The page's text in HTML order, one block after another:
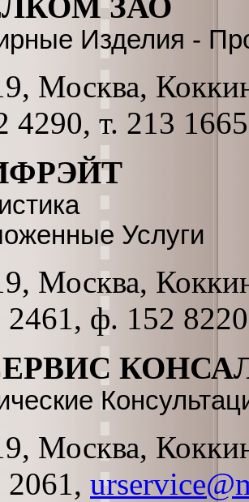
Изделия -
Москва,
4290, т. 213 1665
Услуги
Москва,
2461, ф. 152 8220
Москва,
2061,